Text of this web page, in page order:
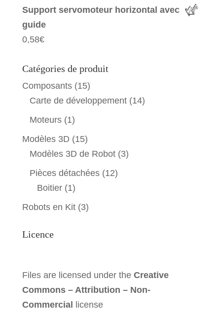
Support servomoteur horizontal avec
guide
0,58€
Catégories de produit
Composants (15)
Carte de développement (14)
Moteurs (1)
Modèles 3D (15)
Modèles 3D de Robot (3)
Pièces détachées (12)
Boitier (1)
Robots en Kit (3)
Licence
Files are licensed under the Creative
Commons – Attribution – Non-
Commercial
license